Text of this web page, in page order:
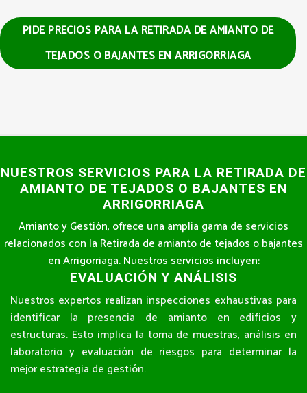
PIDE PRECIOS PARA LA RETIRADA DE AMIANTO DE
TEJADOS O BAJANTES EN ARRIGORRIAGA
NUESTROS SERVICIOS PARA LA RETIRADA DE
AMIANTO DE TEJADOS O BAJANTES EN
ARRIGORRIAGA
Amianto y Gestión, ofrece una amplia gama de servicios
relacionados con la Retirada de amianto de tejados o bajantes
en Arrigorriaga. Nuestros servicios incluyen:
EVALUACIÓN Y ANÁLISIS
Nuestros expertos realizan inspecciones exhaustivas para
identificar la presencia de amianto en edificios y
estructuras. Esto implica la toma de muestras, análisis en
laboratorio y evaluación de riesgos para determinar la
mejor estrategia de gestión.